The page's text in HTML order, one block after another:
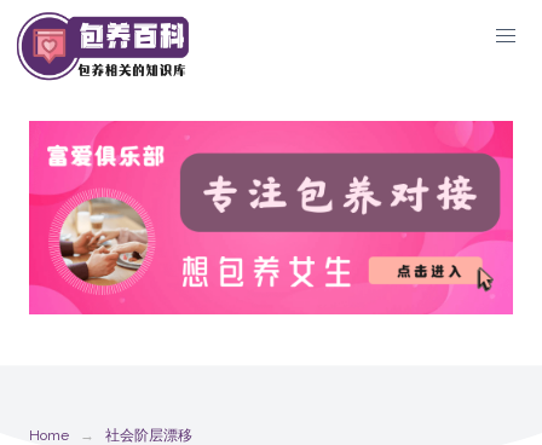
Skip
to
content
Home 社会阶层漂移